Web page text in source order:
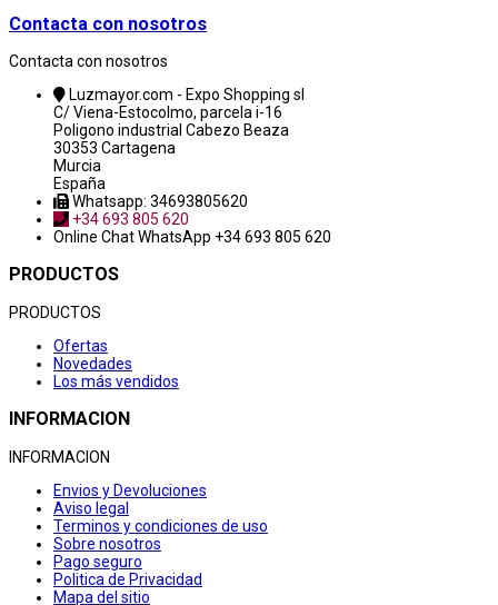
Contacta con nosotros
Contacta con nosotros
Luzmayor.com - Expo Shopping sl
C/ Viena-Estocolmo, parcela i-16
Poligono industrial Cabezo Beaza
30353 Cartagena
Murcia
España
Whatsapp: 34693805620
+34 693 805 620
Online ChatWhatsApp +34 693 805 620
PRODUCTOS
PRODUCTOS
Ofertas
Novedades
Los más vendidos
INFORMACION
INFORMACION
Envios y Devoluciones
Aviso legal
Terminos y condiciones de uso
Sobre nosotros
Pago seguro
Politica de Privacidad
Mapa del sitio